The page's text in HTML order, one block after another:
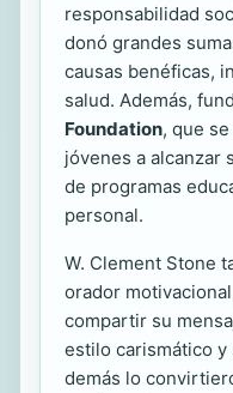
responsabilidad
donó grandes
causas benéficas,
salud. Además,
Foundation, que
jóvenes a alcanzar
de programas
personal.
W. Clement Stone
orador
compartir su
estilo carismático y
demás lo